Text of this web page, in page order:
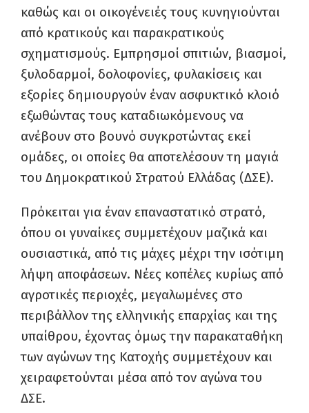
καθώς και οι οικογένειές τους κυνηγιούνται
από κρατικούς και παρακρατικούς
σχηματισμούς. Εμπρησμοί σπιτιών, βιασμοί,
ξυλοδαρμοί, δολοφονίες, φυλακίσεις και
εξορίες δημιουργούν έναν ασφυκτικό κλοιό
εξωθώντας τους καταδιωκόμενους να
ανέβουν στο βουνό συγκροτώντας εκεί
ομάδες, οι οποίες θα αποτελέσουν τη μαγιά
του Δημοκρατικού Στρατού Ελλάδας (ΔΣΕ).
Πρόκειται για έναν επαναστατικό στρατό,
όπου οι γυναίκες συμμετέχουν μαζικά και
ουσιαστικά, από τις μάχες μέχρι την ισότιμη
λήψη αποφάσεων. Νέες κοπέλες κυρίως από
αγροτικές περιοχές, μεγαλωμένες στο
περιβάλλον της ελληνικής επαρχίας και της
υπαίθρου, έχοντας όμως την παρακαταθήκη
των αγώνων της Κατοχής συμμετέχουν και
χειραφετούνται μέσα από τον αγώνα του
ΔΣΕ.